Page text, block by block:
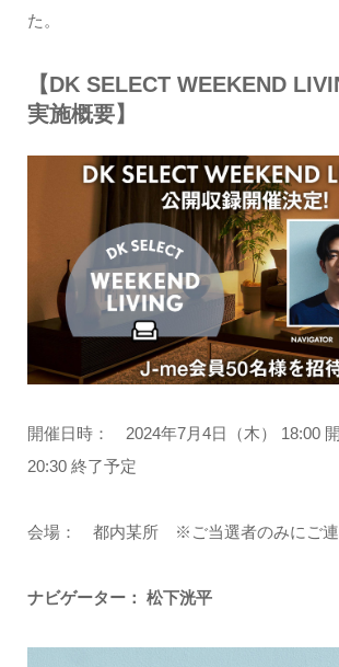
た。
【DK SELECT WEEKEND
実施概要】
開催日時： 2024年7月4日（木） 18:00
20:30 終了予定
会場： 都内某所 ※ご当選者のみにご連
ナビゲーター： 松下洸平